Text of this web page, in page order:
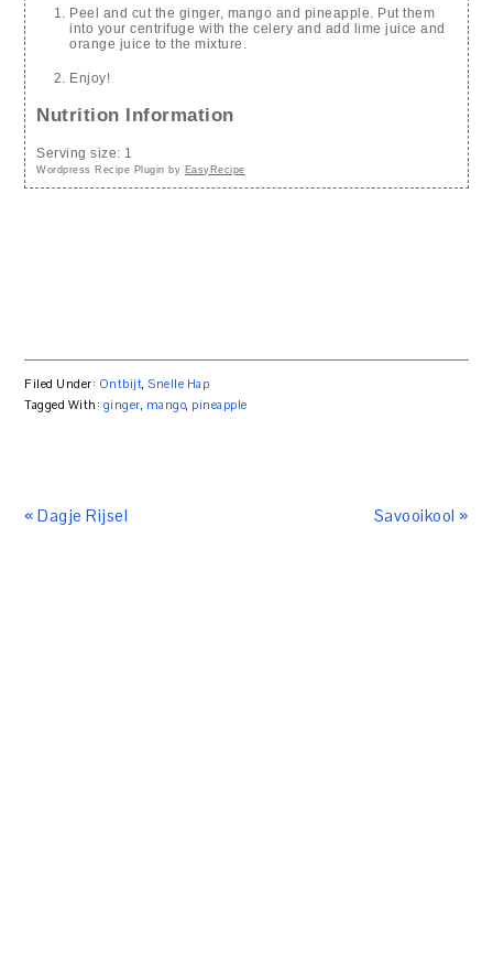
Peel and cut the ginger, mango and pineapple. Put them
into your centrifuge with the celery and add lime juice and
orange juice to the mixture.
Enjoy!
Nutrition Information
Serving size: 1
Wordpress Recipe Plugin by EasyRecipe
Filed Under: Ontbijt,Snelle Hap
Tagged With: ginger, mango, pineapple
« Dagje Rijsel Savooikool »